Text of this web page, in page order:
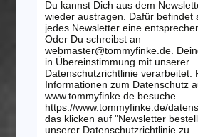
Du kannst Dich aus dem
wieder austragen. Dafür befindet
jedes Newsletter eine
Oder Du schreibst an
webmaster@tommyfinke.de.
in Übereinstimmung mit unserer
Datenschutzrichtlinie verarbeitet.
Informationen zum Datenschutz
www.tommyfinke.de besuche
https://www.tommyfinke.de/
das klicken auf "Newsletter
unserer Datenschutzrichtlinie zu.